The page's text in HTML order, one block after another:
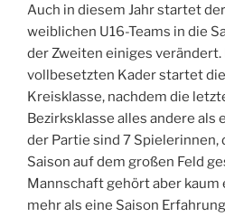
Auch in diesem Jahr startet
weiblichen U16-Teams in die
der Zweiten einiges
vollbesetzten Kader startet
Kreisklasse, nachdem die
Bezirksklasse alles andere als
der Partie sind 7
Saison auf dem großen Feld
Mannschaft gehört aber kaum
mehr als eine Saison